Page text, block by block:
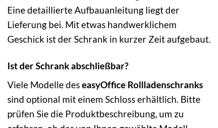
Eine detaillierte Aufbauanleitung liegt der
Lieferung bei. Mit etwas handwerklichem
Geschick ist der Schrank in kurzer Zeit aufgebaut.
Ist der Schrank abschließbar?
Viele Modelle deseasyOffice Rollladenschranks
sind optional mit einem Schloss erhältlich. Bitte
prüfen Sie die Produktbeschreibung, um zu